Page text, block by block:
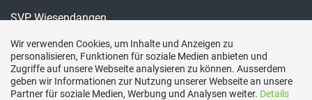
SVP Wiesendangen
E-Mail
info@svp-wiesendangen.ch
Social Media
Wir verwenden Cookies, um Inhalte und Anzeigen zu
personalisieren, Funktionen für soziale Medien anbieten und
Zugriffe auf unsere Webseite analysieren zu können. Ausserdem
geben wir Informationen zur Nutzung unserer Webseite an unsere
Partner für soziale Medien, Werbung und Analysen weiter. Details